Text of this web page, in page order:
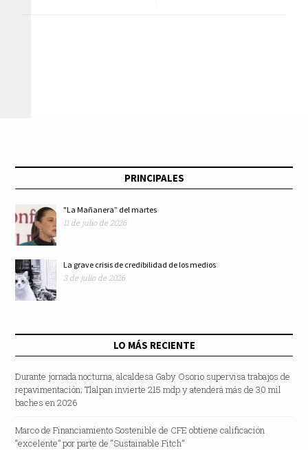
PRINCIPALES
"La Mañanera” del martes
11 de julio de 2026
La grave crisis de credibilidad de los medios
3 de julio de 2026
LO MÁS RECIENTE
Durante jornada nocturna, alcaldesa Gaby Osorio supervisa trabajos de
repavimentación; Tlalpan invierte 215 mdp y atenderá más de 30 mil
baches en 2026
Marco de Financiamiento Sostenible de CFE obtiene calificación
“excelente” por parte de “Sustainable Fitch”